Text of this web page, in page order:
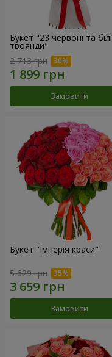
Букет "23 червоні та білі
троянди"
2 713 грн
Замовити
Букет "Імперія краси"
5 629 грн
Замовити